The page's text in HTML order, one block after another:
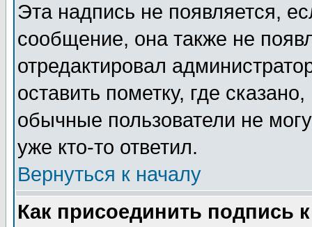
Эта надпись не появляется,
сообщение, она также не
отредактировал
оставить пометку, где
обычные пользователи не
уже кто-то ответил.
Вернуться к началу
Как присоединить подпись